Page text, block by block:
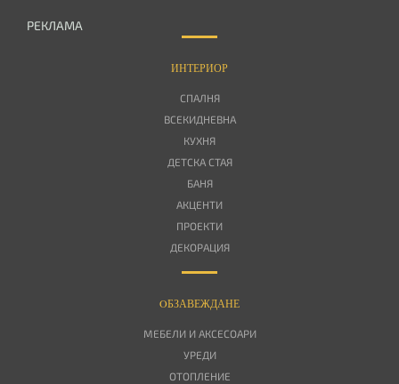
РЕКЛАМА
ИНТЕРИОР
СПАЛНЯ
ВСЕКИДНЕВНА
КУХНЯ
ДЕТСКА СТАЯ
БАНЯ
АКЦЕНТИ
ПРОЕКТИ
ДЕКОРАЦИЯ
OБЗАВЕЖДАНЕ
МЕБЕЛИ И АКСЕСОАРИ
УРЕДИ
ОТОПЛЕНИЕ